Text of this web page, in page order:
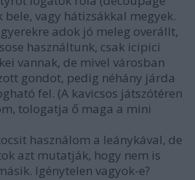
bele, vagy hátizsákkal megyek.
adok jó meleg overállt,
használtunk, csak icipici
vannak, de mivel városban
gondot, pedig néhány járda
fel. (A kavicsos játszótéren
tologatja ő maga a mini
használom a leánykával, de
azt mutatják, hogy nem is
Igénytelen vagyok-e?